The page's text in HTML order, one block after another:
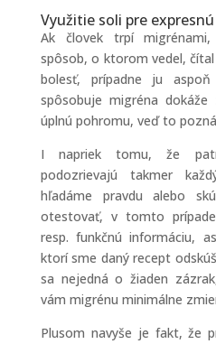
Využitie soli pre
Ak človek trpí
spôsob, o ktorom vedel,
bolesť, prípadne ju
spôsobuje migréna
úplnú pohromu, veď to
I napriek tomu, že
podozrievajú takmer
hľadáme pravdu alebo
otestovať, v tomto
resp. funkčnú informáciu,
ktorí sme daný recept
sa nejedná o žiaden
vám migrénu minimálne
Plusom navyše je fakt, že